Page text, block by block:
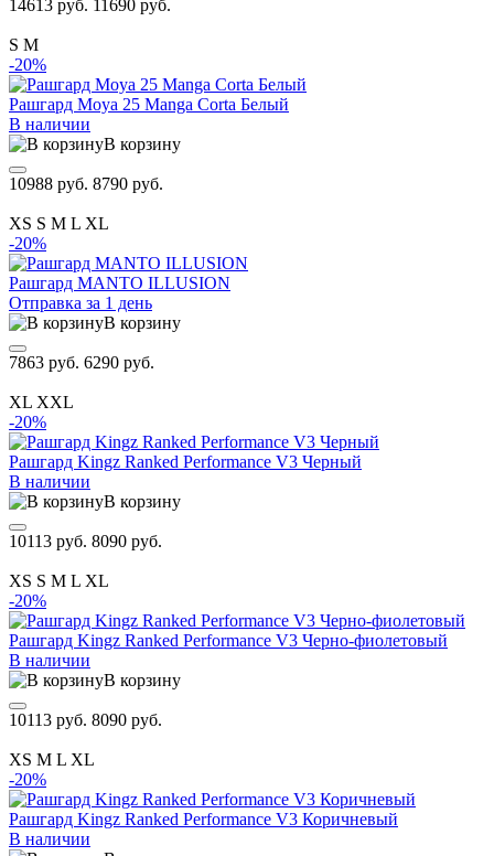
14613 руб. 11690 руб.
S M
-20%
Рашгард Moya 25 Manga Corta Белый
В наличии
В корзину
10988 руб. 8790 руб.
XS S M L XL
-20%
Рашгард MANTO ILLUSION
Отправка за 1 день
В корзину
7863 руб. 6290 руб.
XL XXL
-20%
Рашгард Kingz Ranked Performance V3 Черный
В наличии
В корзину
10113 руб. 8090 руб.
XS S M L XL
-20%
Рашгард Kingz Ranked Performance V3 Черно-фиолетовый
В наличии
В корзину
10113 руб. 8090 руб.
XS M L XL
-20%
Рашгард Kingz Ranked Performance V3 Коричневый
В наличии